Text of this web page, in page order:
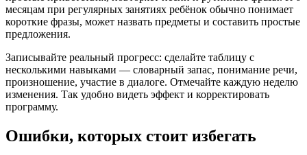
месяцам при регулярных занятиях ребёнок обычно понимает
короткие фразы, может назвать предметы и составить простые
предложения.
Записывайте реальный прогресс: сделайте таблицу с
несколькими навыками — словарный запас, понимание речи,
произношение, участие в диалоге. Отмечайте каждую неделю
изменения. Так удобно видеть эффект и корректировать
программу.
Ошибки, которых стоит избегать